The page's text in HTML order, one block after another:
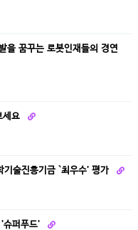
을 꿈꾸는 로봇인재들의 경연
세요
기술진흥기금 `최우수' 평가
'슈퍼푸드'